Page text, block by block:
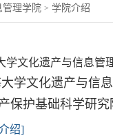
管理学院 > 学院介绍
学文化遗产与信息管
大学文化遗产与信
保护基础科学研
绍]